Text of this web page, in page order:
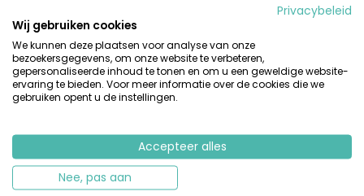
met mooie, nieuwe herinneringen. Maar vereer deze
prachtige oude stad ook tijdens je vakantie eens met een
bezoek. Je vindt er sporen van de Romeinen, Visigoten en
Moren. Hier moet je zijn voor de oude stadsmuren, de
kathedraal, de Joodse wijk El Call en de hangende en
kleurrijke huizen aan de oever van de Onyar. Een stukje
6 Cap de Creus
Op diverse plekken aan de Costa Brava kun je, geloof het
Privacybeleid
Wij gebruiken cookies
We kunnen deze plaatsen voor analyse van onze
bezoekersgegevens, om onze website te verbeteren,
gepersonaliseerde inhoud te tonen en om u een geweldige website-
ervaring te bieden. Voor meer informatie over de cookies die we
gebruiken opent u de instellingen.
Accepteer alles
Nee, pas aan